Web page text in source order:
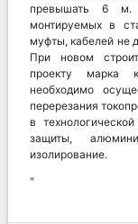
превышать 6 м.
монтируемых в
муфты, кабелей не
При новом
проекту марка
необходимо
перерезания
в
защиты,
изолирование.
"